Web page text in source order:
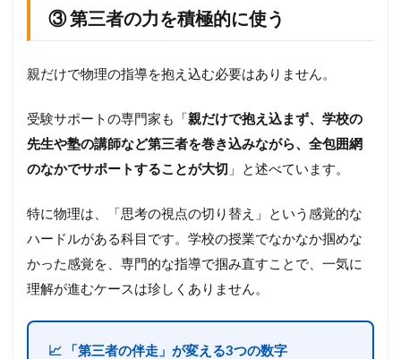
③ 第三者の力を積極的に使う
親だけで物理の指導を抱え込む必要はありません。
受験サポートの専門家も「親だけで抱え込まず、学校の
先生や塾の講師など第三者を巻き込みながら、全包囲網
のなかでサポートすることが大切 」と述べています。
特に物理は、「思考の視点の切り替え」という感覚的な
ハードルがある科目です。学校の授業でなかなか掴めな
かった感覚を、専門的な指導で掴み直すことで、一気に
理解が進むケースは珍しくありません。
📈 「第三者の伴走」が変える3つの数字